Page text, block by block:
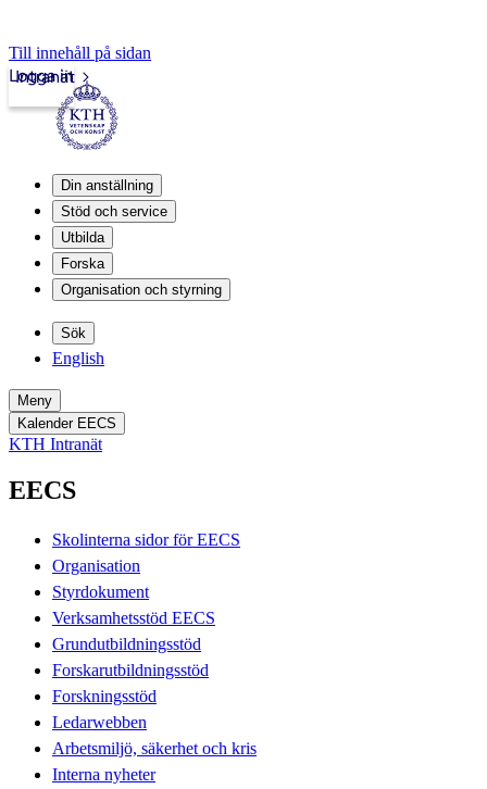
Till innehåll på sidan
Intranät
Logga in
Din anställning
Stöd och service
Utbilda
Forska
Organisation och styrning
Sök
English
Meny
Kalender EECS
KTH Intranät
EECS
Skolinterna sidor för EECS
Organisation
Styrdokument
Verksamhetsstöd EECS
Grundutbildningsstöd
Forskarutbildningsstöd
Forskningsstöd
Ledarwebben
Arbetsmiljö, säkerhet och kris
Interna nyheter